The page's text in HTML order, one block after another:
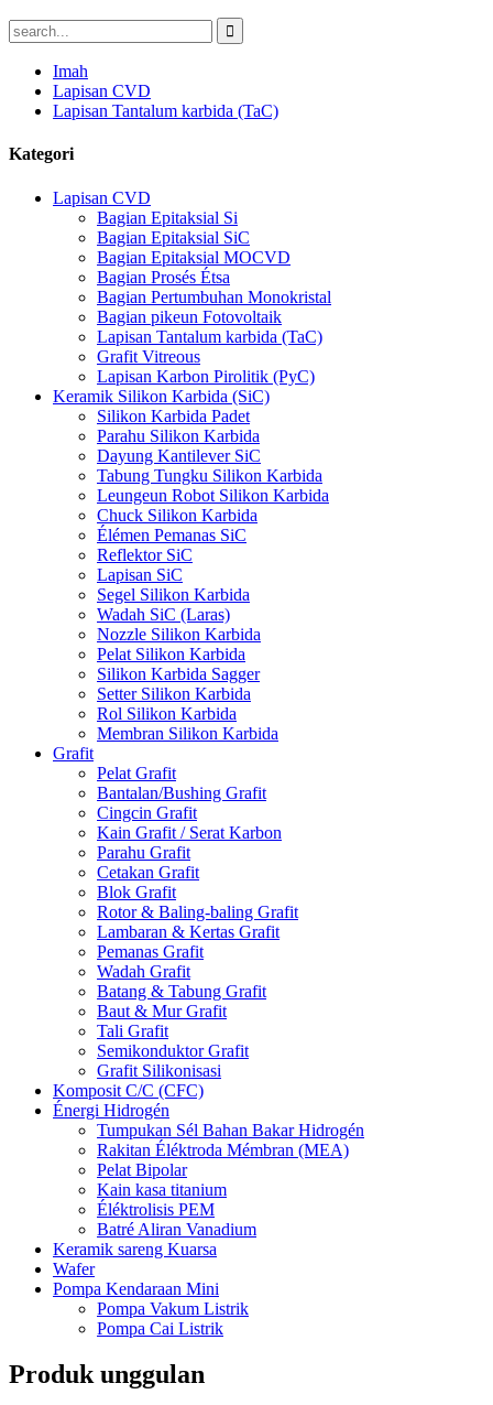
Imah
Lapisan CVD
Lapisan Tantalum karbida (TaC)
Kategori
Lapisan CVD
Bagian Epitaksial Si
Bagian Epitaksial SiC
Bagian Epitaksial MOCVD
Bagian Prosés Étsa
Bagian Pertumbuhan Monokristal
Bagian pikeun Fotovoltaik
Lapisan Tantalum karbida (TaC)
Grafit Vitreous
Lapisan Karbon Pirolitik (PyC)
Keramik Silikon Karbida (SiC)
Silikon Karbida Padet
Parahu Silikon Karbida
Dayung Kantilever SiC
Tabung Tungku Silikon Karbida
Leungeun Robot Silikon Karbida
Chuck Silikon Karbida
Élémen Pemanas SiC
Reflektor SiC
Lapisan SiC
Segel Silikon Karbida
Wadah SiC (Laras)
Nozzle Silikon Karbida
Pelat Silikon Karbida
Silikon Karbida Sagger
Setter Silikon Karbida
Rol Silikon Karbida
Membran Silikon Karbida
Grafit
Pelat Grafit
Bantalan/Bushing Grafit
Cingcin Grafit
Kain Grafit / Serat Karbon
Parahu Grafit
Cetakan Grafit
Blok Grafit
Rotor & Baling-baling Grafit
Lambaran & Kertas Grafit
Pemanas Grafit
Wadah Grafit
Batang & Tabung Grafit
Baut & Mur Grafit
Tali Grafit
Semikonduktor Grafit
Grafit Silikonisasi
Komposit C/C (CFC)
Énergi Hidrogén
Tumpukan Sél Bahan Bakar Hidrogén
Rakitan Éléktroda Mémbran (MEA)
Pelat Bipolar
Kain kasa titanium
Éléktrolisis PEM
Batré Aliran Vanadium
Keramik sareng Kuarsa
Wafer
Pompa Kendaraan Mini
Pompa Vakum Listrik
Pompa Cai Listrik
Produk unggulan